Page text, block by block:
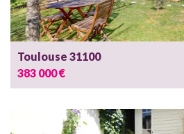
Toulouse 31100
383 000 €